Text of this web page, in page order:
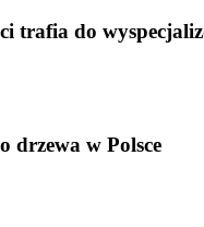
trafia do
drzewa w Polsce